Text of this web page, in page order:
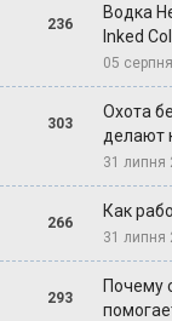
236
Водка
Inked
05
303
Охота
делают
31 липня
266
Как
31 липня
293
Почему